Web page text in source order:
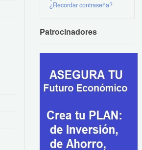
¿Recordar contraseña?
Patrocinadores